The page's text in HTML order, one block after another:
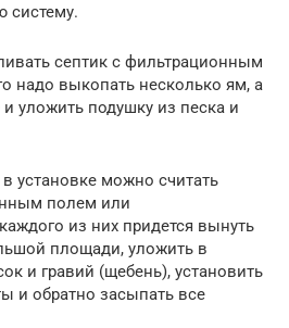
систему.
септик с фильтрационным
надо выкопать несколько ям, а
уложить подушку из песка и
установке можно считать
полем или
из них придется вынуть
площади, уложить в
и гравий (щебень), установить
и обратно засыпать все